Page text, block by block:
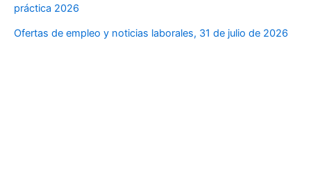
práctica 2026
Ofertas de empleo y noticias laborales, 31 de julio de 2026